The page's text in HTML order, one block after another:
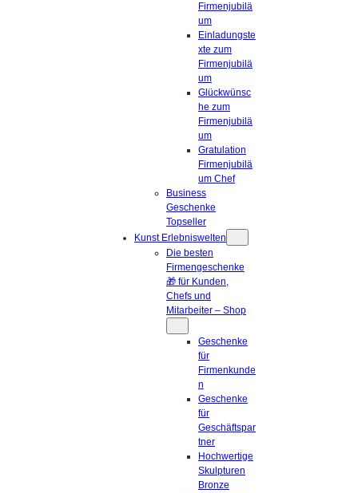
Firmenjubilä
um
Einladungste
xte zum
Firmenjubilä
um
Glückwünsc
he zum
Firmenjubilä
um
Gratulation
Firmenjubilä
um Chef
Business
Geschenke
Topseller
Kunst Erlebniswelten
Die besten
Firmengeschenke
🎁 für Kunden,
Chefs und
Mitarbeiter – Shop
Geschenke
für
Firmenkunde
n
Geschenke
für
Geschäftspar
tner
Hochwertige
Skulpturen
Bronze